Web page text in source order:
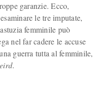
garanzie. Ecco,
le tre imputate,
femminile può
nel far cadere le accuse
guerra tutta al femminile,
.